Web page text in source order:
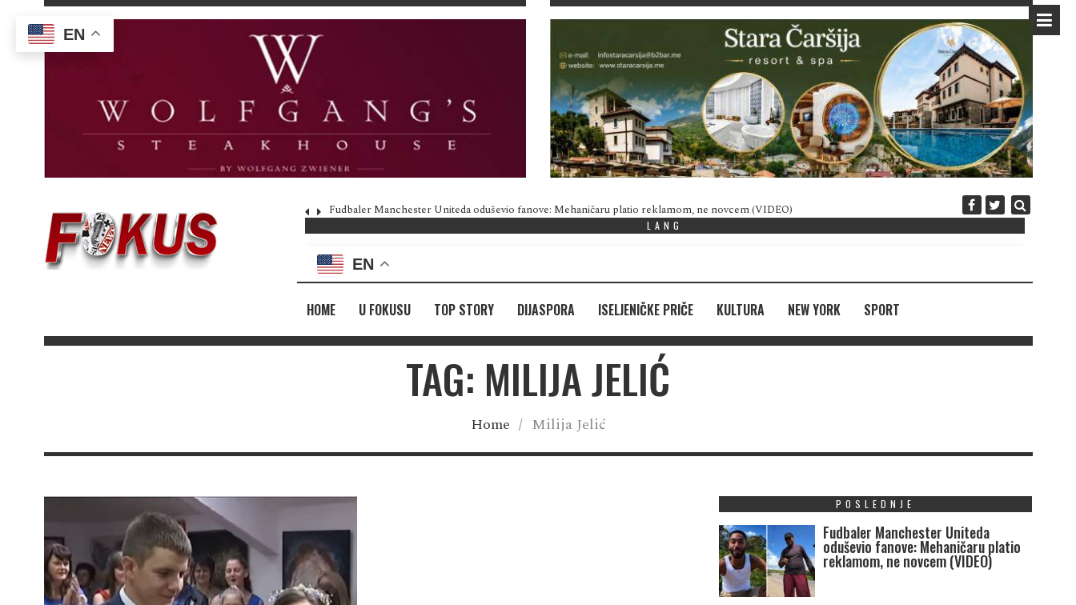
Fudbaler Manchester Uniteda oduševio fanove: Mehaničaru platio reklamom, ne novcem (VIDEO) Diplomatija po
LANG
EN
HOME U FOKUSU TOP STORY DIJASPORA ISELJENIČKE PRIČE KULTURA NEW YORK SPORT
TAG: MILIJA JELIĆ
Home / Milija Jelić
POSLEDNJE
Fudbaler Manchester Uniteda
oduševio fanove: Mehaničaru platio
reklamom, ne novcem (VIDEO)
EN